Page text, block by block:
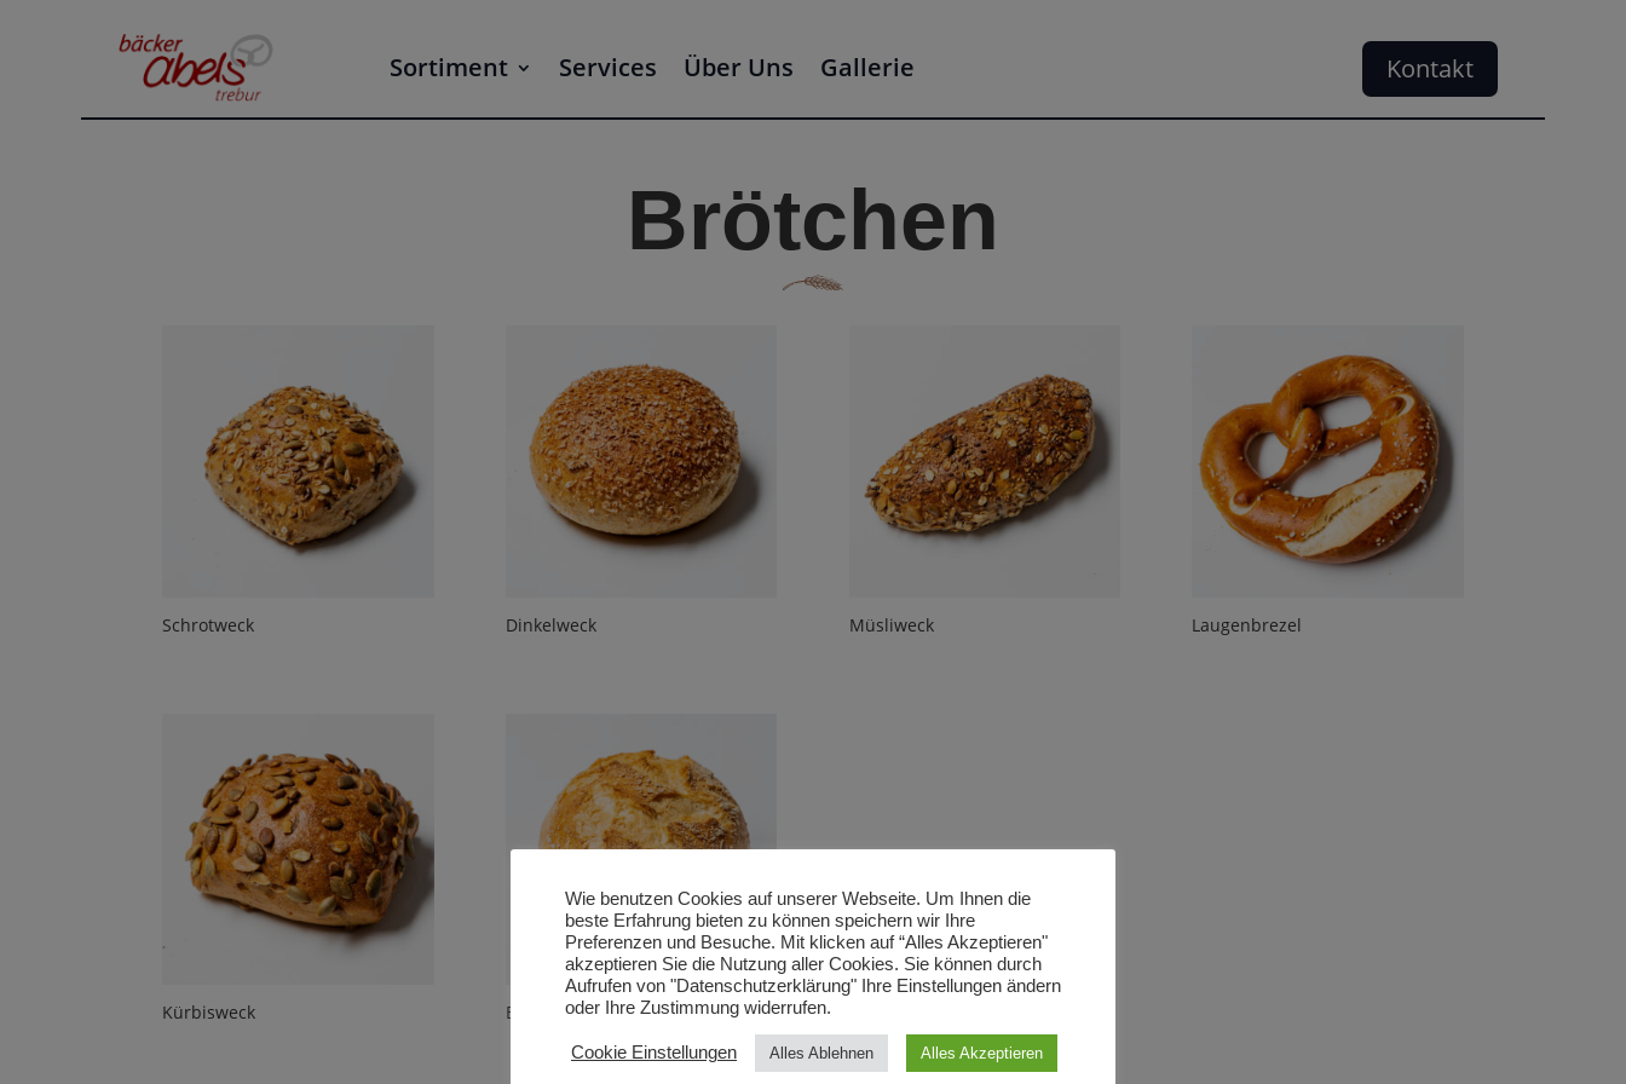
Sortiment Services Über Uns Gallerie Kontakt
Brötchen
Schrotweck Dinkelweck Müsliweck Laugenbrezel
Kürbisweck Bauernweck
Wie benutzen Cookies auf unserer Webseite. Um Ihnen die
beste Erfahrung bieten zu können speichern wir Ihre
Preferenzen und Besuche. Mit klicken auf “Alles Akzeptieren"
akzeptieren Sie die Nutzung aller Cookies. Sie können durch
Aufrufen von "Datenschutzerklärung" Ihre Einstellungen ändern
oder Ihre Zustimmung widerrufen.
Cookie Einstellungen Alles Ablehnen Alles Akzeptieren